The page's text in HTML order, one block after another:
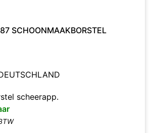
SCHOONMAAKBORSTEL
scheerapp.